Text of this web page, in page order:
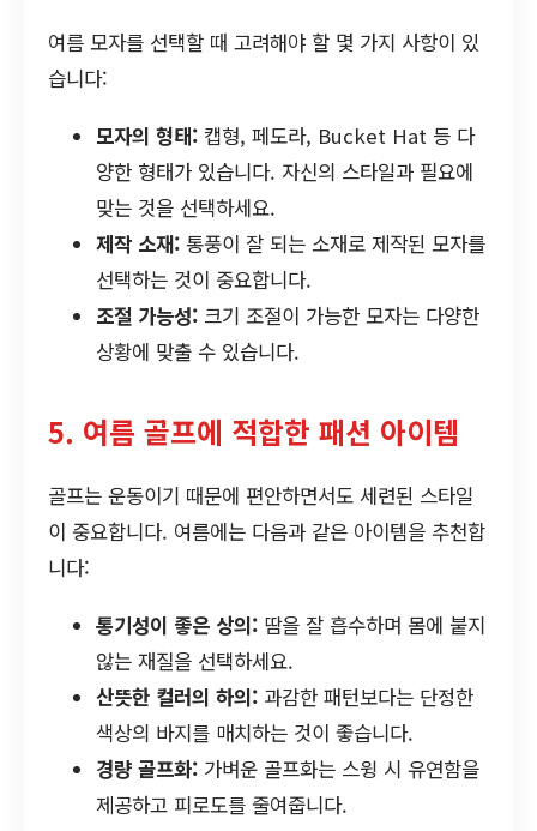
여름 모자를 선택할 때 고려해야 할 몇 가지 사항이 있
습니다:
모자의 형태: 캡형, 페도라, Bucket Hat 등 다
양한 형태가 있습니다. 자신의 스타일과 필요에
맞는 것을 선택하세요.
제작 소재: 통풍이 잘 되는 소재로 제작된 모자를
선택하는 것이 중요합니다.
조절 가능성: 크기 조절이 가능한 모자는 다양한
상황에 맞출 수 있습니다.
5. 여름 골프에 적합한 패션 아이템
골프는 운동이기 때문에 편안하면서도 세련된 스타일
이 중요합니다. 여름에는 다음과 같은 아이템을 추천합
니다:
통기성이 좋은 상의: 땀을 잘 흡수하며 몸에 붙지
않는 재질을 선택하세요.
산뜻한 컬러의 하의: 과감한 패턴보다는 단정한
색상의 바지를 매치하는 것이 좋습니다.
경량 골프화: 가벼운 골프화는 스윙 시 유연함을
제공하고 피로도를 줄여줍니다.